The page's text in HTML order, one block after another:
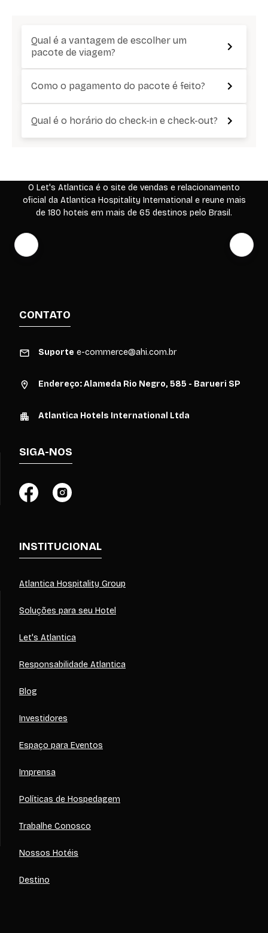
Qual é a vantagem de escolher um
pacote de viagem?
Como o pagamento do pacote é feito?
Qual é o horário do check-in e check-out?
O Let's Atlantica é o site de vendas e relacionamento
oficial da Atlantica Hospitality International e reune mais
de 180 hoteis em mais de 65 destinos pelo Brasil.
CONTATO
Suporte e-commerce@ahi.com.br
Endereço: Alameda Rio Negro, 585 - Barueri SP
Atlantica Hotels International Ltda
SIGA-NOS
INSTITUCIONAL
Atlantica Hospitality Group
Soluções para seu Hotel
Let's Atlantica
Responsabilidade Atlantica
Blog
Investidores
Espaço para Eventos
Imprensa
Políticas de Hospedagem
Trabalhe Conosco
Nossos Hotéis
Destino